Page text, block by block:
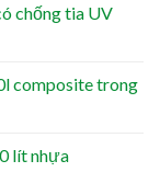
chống tia UV
composite trong
lít nhựa